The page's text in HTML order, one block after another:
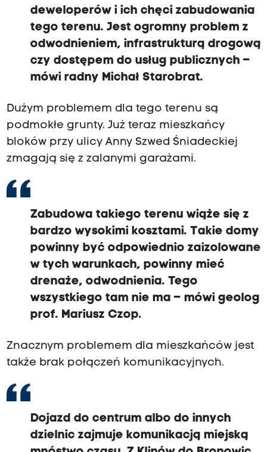
deweloperów i ich chęci zabudowania
tego terenu. Jest ogromny problem z
odwodnieniem, infrastrukturą drogową
czy dostępem do usług publicznych –
mówi radny Michał Starobrat.
Dużym problemem dla tego terenu są
podmokłe grunty. Już teraz mieszkańcy
bloków przy ulicy Anny Szwed Śniadeckiej
zmagają się z zalanymi garażami.
Zabudowa takiego terenu wiąże się z
bardzo wysokimi kosztami. Takie domy
powinny być odpowiednio zaizolowane
w tych warunkach, powinny mieć
drenaże, odwodnienia. Tego
wszystkiego tam nie ma – mówi geolog
prof. Mariusz Czop.
Znacznym problemem dla mieszkańców jest
także brak połączeń komunikacyjnych.
Dojazd do centrum albo do innych
dzielnic zajmuje komunikacją miejską